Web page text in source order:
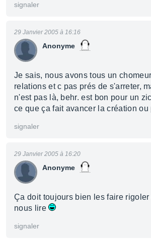
signaler
Anonyme
29 Janvier 2005 à 16:16
Je sais, nous avons tous un
relations et c pas prés de s'arreter,
n'est pas là, behr. est bon pour un
ce que ça fait avancer la création ou
signaler
Anonyme
29 Janvier 2005 à 16:20
Ça doit toujours bien les faire rigoler
nous lire
signaler